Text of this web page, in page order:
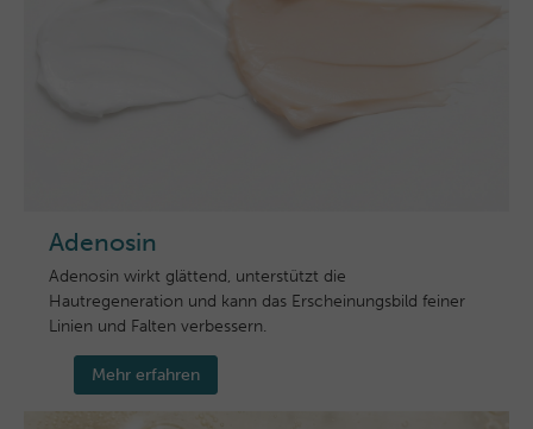
Adenosin
Adenosin wirkt glättend, unterstützt die
Hautregeneration und kann das Erscheinungsbild feiner
Linien und Falten verbessern.
Mehr erfahren